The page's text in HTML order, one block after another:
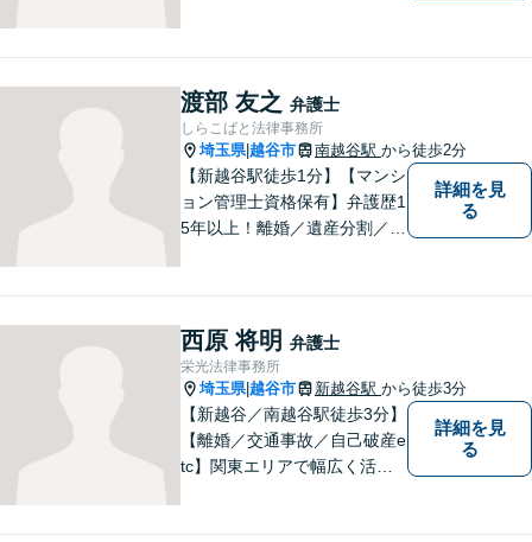
最短で納得の解決へと導ける
よう尽力いたします。【駐車
場近く】
渡部 友之 弁護士
しらこばと法律事務所
埼玉県|越谷市 南越谷駅 から徒歩2分
【新越谷駅徒歩1分】【マンシ
ョン管理士資格保有】弁護歴1
5年以上！離婚／遺産分割／刑
組みます。お困りごとはお気
軽にご相談ください！【法テ
ラス歓迎】
詳細を見
る
西原 将明 弁護士
栄光法律事務所
埼玉県|越谷市 新越谷駅 から徒歩3分
【新越谷／南越谷駅徒歩3分】
【離婚／交通事故／自己破産e
tc】関東エリアで幅広く活躍
詳細を見
る